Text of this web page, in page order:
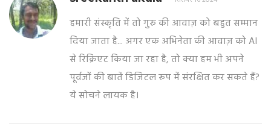
हमारी संस्कृति में तो गुरु की आवाज़ को बहुत सम्मान
दिया जाता है... अगर एक अभिनेता की आवाज़ को AI
से रिक्रिएट किया जा रहा है, तो क्या हम भी अपने
पूर्वजों की बातें डिजिटल रूप में संरक्षित कर सकते हैं?
ये सोचने लायक है।